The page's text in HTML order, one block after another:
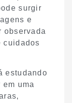
surgir
e
observada
cuidados
estudando
uma